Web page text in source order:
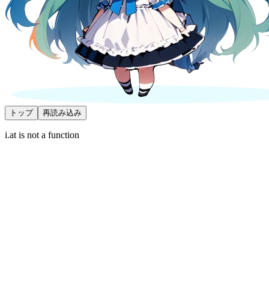
トップ 再読み込み
i.at is not a function